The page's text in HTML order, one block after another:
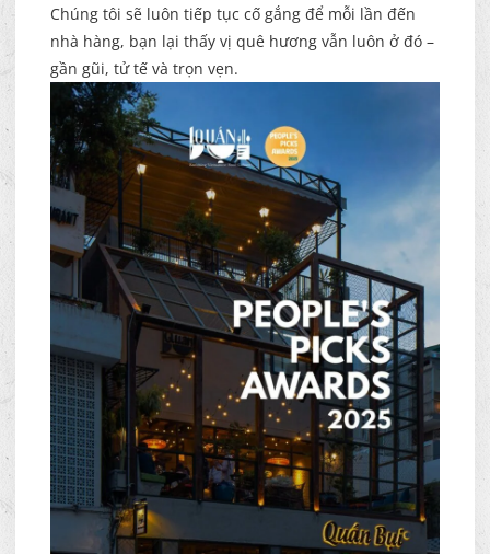
Chúng tôi sẽ luôn tiếp tục cố gắng để mỗi lần đến
nhà hàng, bạn lại thấy vị quê hương vẫn luôn ở đó –
gần gũi, tử tế và trọn vẹn.